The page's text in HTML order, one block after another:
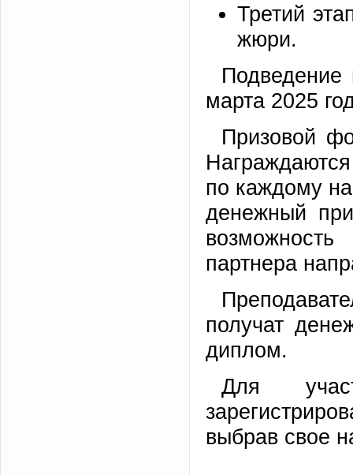
Третий
жюри.
Подведение
марта 2025
Призовой
по каждому
денежный
партнера
получат
диплом.
Для
выбрав свое